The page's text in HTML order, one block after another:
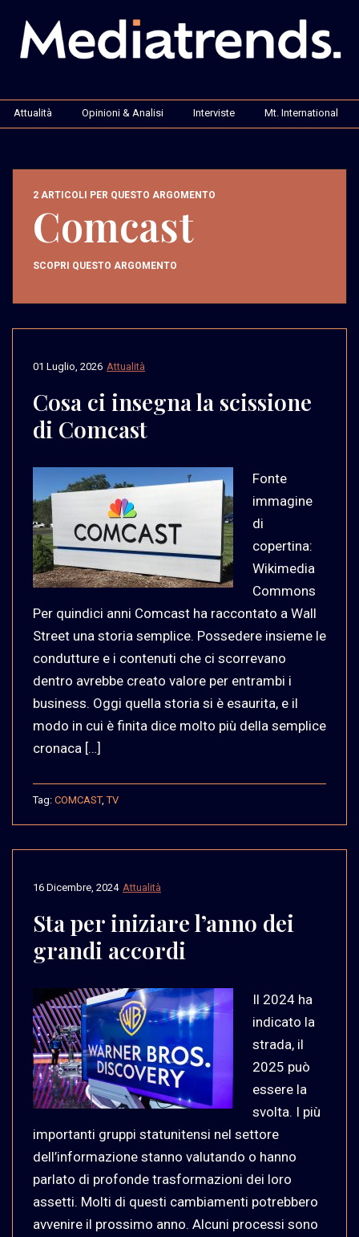
Attualità Opinioni & Analisi Interviste Mt. International
2 ARTICOLI PER QUESTO ARGOMENTO
Comcast
SCOPRI QUESTO ARGOMENTO
Attualità
01 Luglio, 2026
Cosa ci insegna la scissione
di Comcast
Fonte
immagine
di
copertina:
Wikimedia
Commons
Per quindici anni Comcast ha raccontato a Wall
Street una storia semplice. Possedere insieme le
condutture e i contenuti che ci scorrevano
dentro avrebbe creato valore per entrambi i
business. Oggi quella storia si è esaurita, e il
modo in cui è finita dice molto più della semplice
cronaca […]
Tag: COMCAST,TV
Attualità
16 Dicembre, 2024
Sta per iniziare l’anno dei
grandi accordi
Il 2024 ha
indicato la
strada, il
2025 può
essere la
svolta. I più
importanti gruppi statunitensi nel settore
dell’informazione stanno valutando o hanno
parlato di profonde trasformazioni dei loro
assetti. Molti di questi cambiamenti potrebbero
avvenire il prossimo anno. Alcuni processi sono